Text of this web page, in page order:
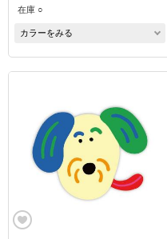
在庫 ○
カラーをみる